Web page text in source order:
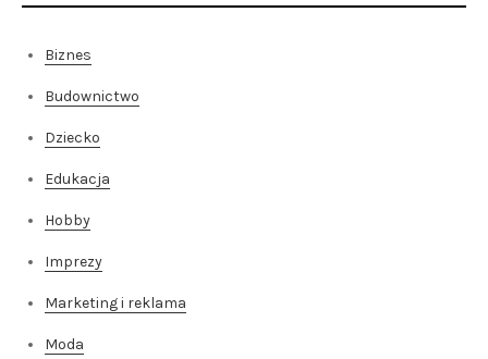
Biznes
Budownictwo
Dziecko
Edukacja
Hobby
Imprezy
Marketing i reklama
Moda